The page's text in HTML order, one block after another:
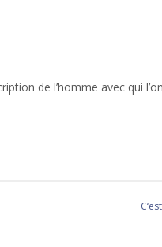
de l’homme avec qui